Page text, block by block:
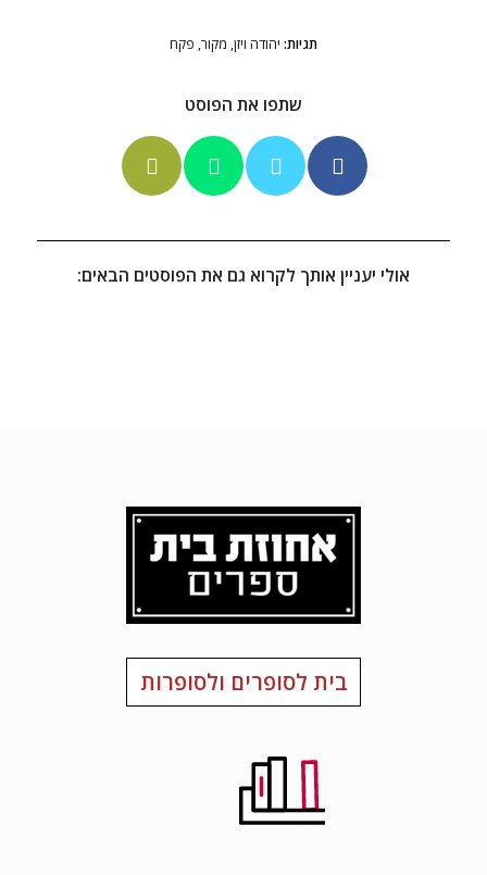
תגיות: יהודה ויזן, מקור, פקח
שתפו את הפוסט
אולי יעניין אותך לקרוא גם את הפוסטים הבאים:
בית לסופרים ולסופרות